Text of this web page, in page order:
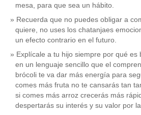
mesa, para que sea un hábito.
Recuerda que no puedes obligar a
quiere, no uses los chatanjaes
un efecto contrario en el futuro.
Explícale a tu hijo siempre por qué
en un lenguaje sencillo que el
brócoli te va dar más energía para
comes más fruta no te cansarás tan
si comes más arroz crecerás más
despertarás su interés y su valor por